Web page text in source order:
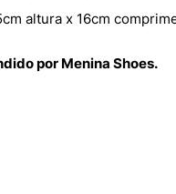
altura x 16cm
por Menina Shoes.